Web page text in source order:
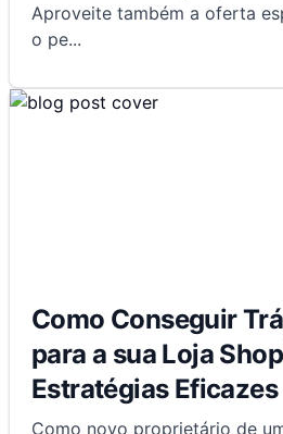
Aproveite também a oferta
o pe...
Como Conseguir
para a sua Loja
Estratégias Eficazes
Como novo proprietário de